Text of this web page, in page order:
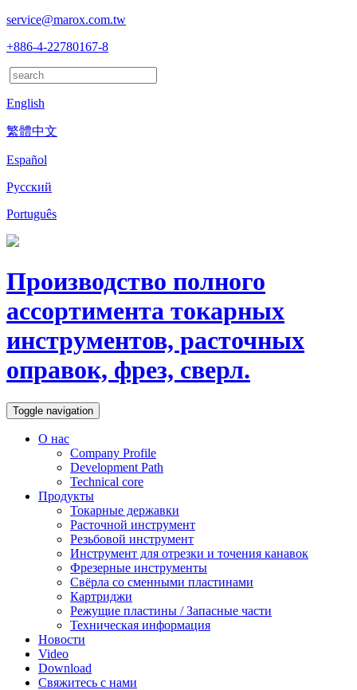
service@marox.com.tw
+886-4-22780167-8
English
繁體中文
Español
Русский
Português
Производство полного
ассортимента токарных
инструментов, расточных
оправок, фрез, сверл.
Toggle navigation
О нас
Company Profile
Development Path
Technical core
Продукты
Токарные державки
Расточной инструмент
Резьбовой инструмент
Инструмент для отрезки и точения канавок
Фрезерные инструменты
Свёрла со сменными пластинами
Картриджи
Режущие пластины / Запасные части
Техническая информация
Новости
Video
Download
Свяжитесь с нами